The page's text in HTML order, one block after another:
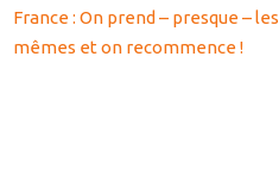
France : On prend – presque – les
mêmes et on recommence !